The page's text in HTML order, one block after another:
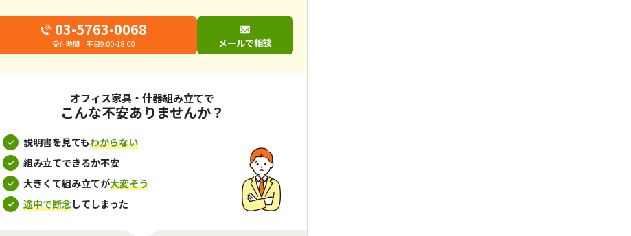
03-5763-0068
受付時間 平日9:00-18:00 メールで相談
オフィス家具・什器組み立てで
こんな不安ありませんか？
説明書を見てもわからない
組み立てできるか不安
大きくて組み立てが大変そう
途中で断念してしまった